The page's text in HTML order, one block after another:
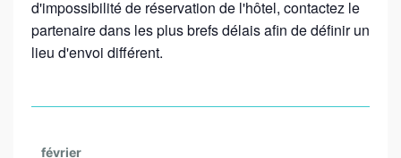
d'impossibilité de réservation de l'hôtel, contactez le
partenaire dans les plus brefs délais afin de définir un
lieu d'envoi différent.
février